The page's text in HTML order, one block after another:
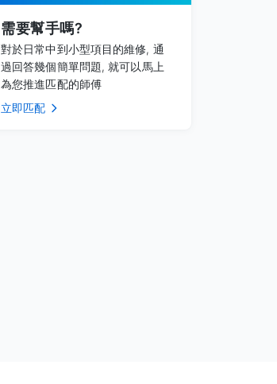
需要幫手嗎?
對於日常中到小型項目的維修, 通
過回答幾個簡單問題, 就可以馬上
為您推進匹配的師傅
立即匹配